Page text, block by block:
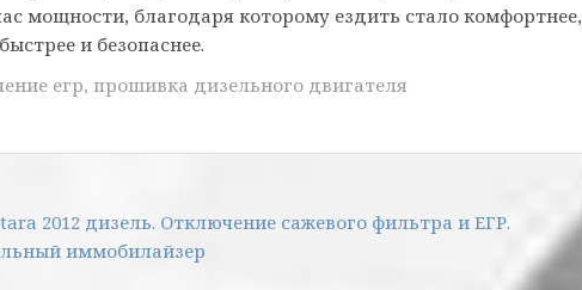
мощности, благодаря которому ездить стало комфортнее,
и безопаснее.
егр, прошивка дизельного двигателя
2012 дизель. Отключение сажевого фильтра и ЕГР.
иммобилайзер